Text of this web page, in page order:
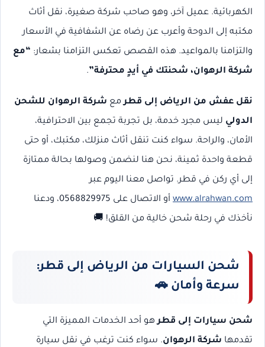
الكهربائية. عميل آخر، وهو صاحب شركة صغيرة، نقل أثاث
مكتبه إلى الدوحة وأعرب عن رضاه عن الشفافية في الأسعار
والتزامنا بالمواعيد. هذه القصص تعكس التزامنا بشعار: “مع
شركة الرهوان، شحنتك في أيدٍ محترفة”.
نقل عفش من الرياض إلى قطرمع شركة الرهوان للشحن
الدولي ليس مجرد خدمة، بل تجربة تجمع بين الاحترافية،
الأمان، والراحة. سواء كنت تنقل أثاث منزلك، مكتبك، أو حتى
قطعة واحدة ثمينة، نحن هنا لنضمن وصولها بحالة ممتازة
إلى أي ركن في قطر. تواصل معنا اليوم عبر
www.alrahwan.com
أو الاتصال على 0568829975، ودعنا
نأخذك في رحلة شحن خالية من القلق! 🚚
شحن السيارات من الرياض إلى قطر:
سرعة وأمان 🚗
شحن سيارات إلى قطرهو أحد الخدمات المميزة التي
تقدمها شركة الرهوان. سواء كنت ترغب في نقل سيارة